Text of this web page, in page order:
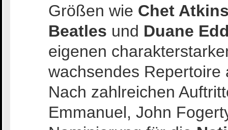
Größen wie Chet
Beatles und Duane
eigenen
wachsendes Repertoire
Nach zahlreichen
Emmanuel, John